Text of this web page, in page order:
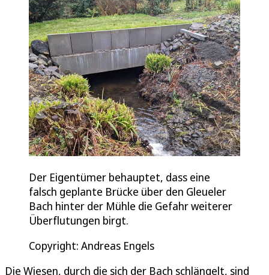
Der Eigentümer behauptet, dass eine
falsch geplante Brücke über den Gleueler
Bach hinter der Mühle die Gefahr weiterer
Überflutungen birgt.
Copyright: Andreas Engels
Die Wiesen, durch die sich der Bach schlängelt, sind